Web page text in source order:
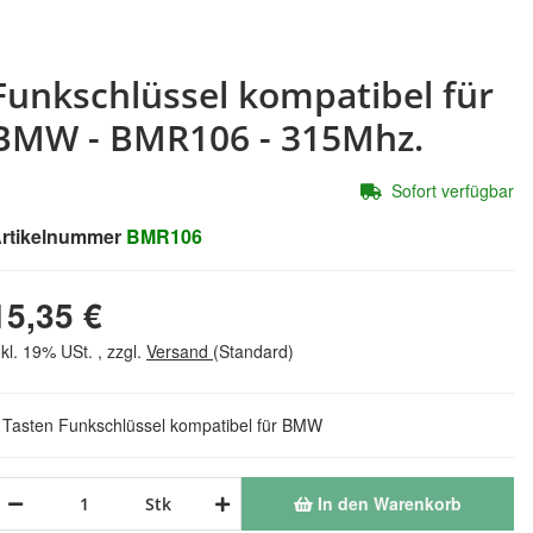
kompatibel für
- BMR106 - 315Mhz.
BMR106
Funkschlüssel kompatibel für BMW
€
19% USt. , zzgl. Versand (Standard)
Stk In den Warenkorb
Sofort verfügbar